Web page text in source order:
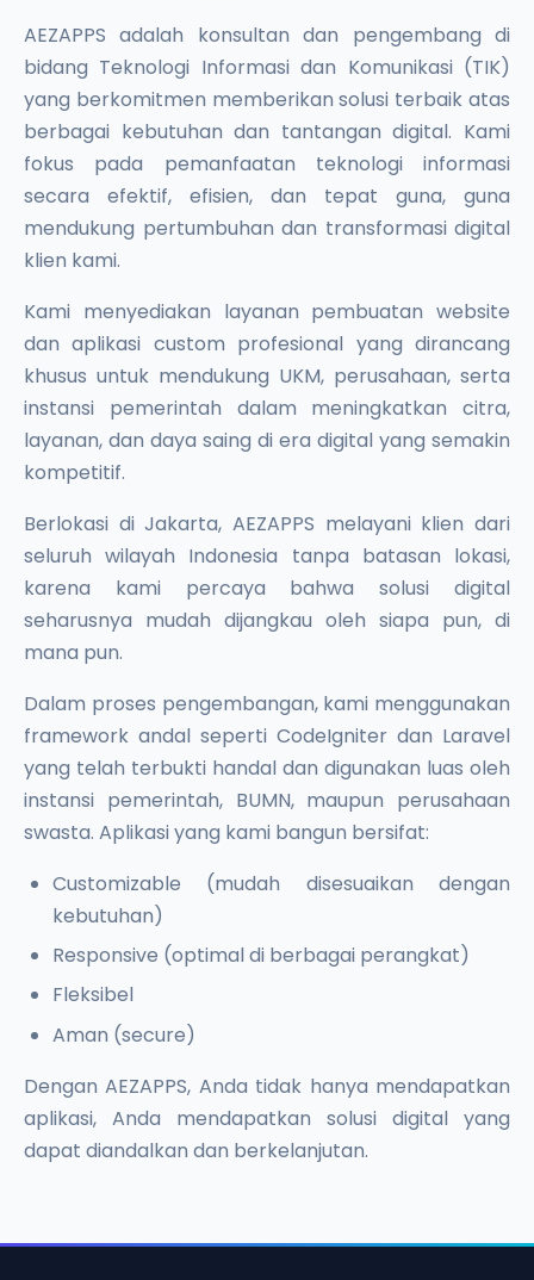
AEZAPPS adalah konsultan dan pengembang di
bidang Teknologi Informasi dan Komunikasi (TIK)
yang berkomitmen memberikan solusi terbaik atas
berbagai kebutuhan dan tantangan digital. Kami
fokus pada pemanfaatan teknologi informasi
secara efektif, efisien, dan tepat guna, guna
mendukung pertumbuhan dan transformasi digital
klien kami.
Kami menyediakan layanan pembuatan website
dan aplikasi custom profesional yang dirancang
khusus untuk mendukung UKM, perusahaan, serta
instansi pemerintah dalam meningkatkan citra,
layanan, dan daya saing di era digital yang semakin
kompetitif.
Berlokasi di Jakarta, AEZAPPS melayani klien dari
seluruh wilayah Indonesia tanpa batasan lokasi,
karena kami percaya bahwa solusi digital
seharusnya mudah dijangkau oleh siapa pun, di
mana pun.
Dalam proses pengembangan, kami menggunakan
framework andal seperti CodeIgniter dan Laravel
yang telah terbukti handal dan digunakan luas oleh
instansi pemerintah, BUMN, maupun perusahaan
swasta. Aplikasi yang kami bangun bersifat:
Customizable (mudah disesuaikan dengan
kebutuhan)
Responsive (optimal di berbagai perangkat)
Fleksibel
Aman (secure)
Dengan AEZAPPS, Anda tidak hanya mendapatkan
aplikasi, Anda mendapatkan solusi digital yang
dapat diandalkan dan berkelanjutan.